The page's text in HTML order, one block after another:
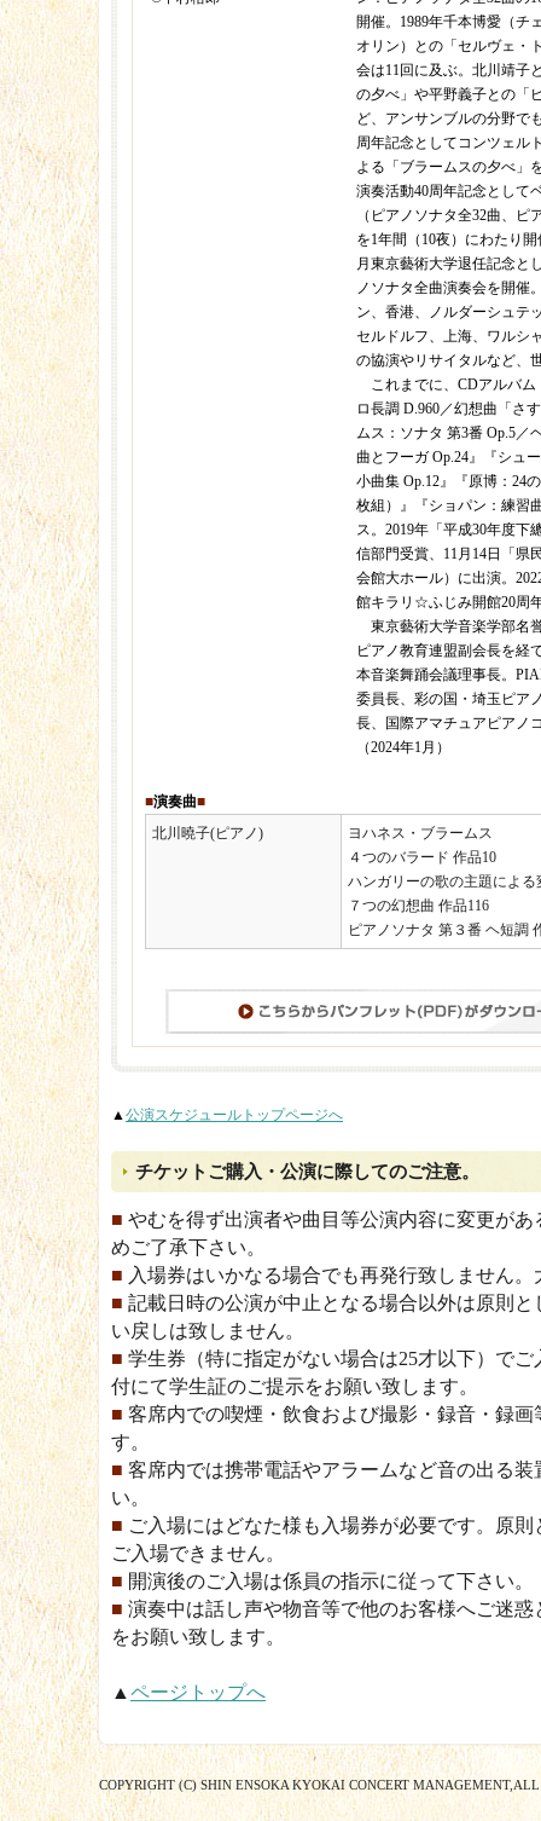
開催。1989年千本博愛（チ
オリン）との「セルヴェ・
会は11回に及ぶ。北川靖子
の夕べ」や平野義子との「
ど、アンサンブルの分野で
周年記念としてコンツェル
よる「ブラームスの夕べ」
演奏活動40周年記念として
（ピアノソナタ全32曲、ピ
を1年間（10夜）にわたり
月東京藝術大学退任記念と
ノソナタ全曲演奏会を開催
ン、香港、ノルダーシュテ
セルドルフ、上海、ワルシ
の協演やリサイタルなど、
これまでに、CDアルバム
ロ長調 D.960／幻想曲「さ
ムス：ソナタ 第3番 Op.5／
曲とフーガ Op.24』『シュ
小曲集 Op.12』『原博：24
枚組）』『ショパン：練習
ス。2019年「平成30年度下
信部門受賞、11月14日「県
会館大ホール）に出演。
館キラリ☆ふじみ開館20周
東京藝術大学音楽学部名
ピアノ教育連盟副会長を経
本音楽舞踊会議理事長。
委員長、彩の国・埼玉ピア
長、国際アマチュアピアノ
（2024年1月）
■演奏曲■
北川曉子(ピアノ)
ヨハネス・ブラームス
４つのバラード 作品10
ハンガリーの歌の主題による
７つの幻想曲 作品116
ピアノソナタ 第３番 ヘ短調
▲公演スケジュールトップページへ
チケットご購入・公演に際してのご注意。
■ やむを得ず出演者や曲目等公演内容に変更が
めご了承下さい。
■ 入場券はいかなる場合でも再発行致しません
■ 記載日時の公演が中止となる場合以外は原則
い戻しは致しません。
■ 学生券（特に指定がない場合は25才以下）で
付にて学生証のご提示をお願い致します。
■ 客席内での喫煙・飲食および撮影・録音・録
す。
■ 客席内では携帯電話やアラームなど音の出る
い。
■ ご入場にはどなた様も入場券が必要です。原
ご入場できません。
■ 開演後のご入場は係員の指示に従って下さい。
■ 演奏中は話し声や物音等で他のお客様へご迷
をお願い致します。
▲ ページトップへ
COPYRIGHT (C) SHIN ENSOKA KYOKAI CONCERT MANAGEMENT,ALL